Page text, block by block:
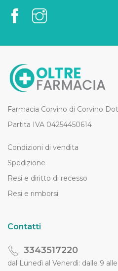
Farmacia Corvino di Corvino
Partita IVA 04254450614
Condizioni di vendita
Spedizione
Resi e diritto di recesso
Resi e rimborsi
Contatti
3343517220
dal Lunedì al Venerdì: dalle 9 alle